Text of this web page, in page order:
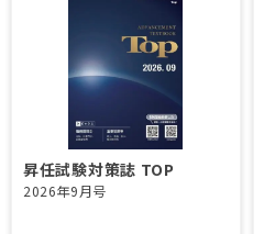
昇任試験対策誌 TOP
2026年9月号